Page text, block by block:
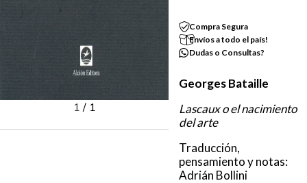
1/ 1
Compra Segura
Envíos a todo el país!
Dudas o Consultas?
Georges Bataille
Lascaux o el nacimiento
del arte
Traducción,
pensamiento y notas:
Adrián Bollini